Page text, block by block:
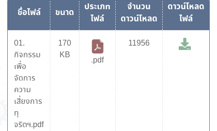
ชื่อไฟล์ ขนาด
ประเภท
ไฟล์
จำนวน
ดาวน์โหลด
ดาวน์โหลด
ไฟล์
01.
กิจกรรม
เพื่อ
จัดการ
ความ
เสี่ยงการ
ทุ
จริตฯ.pdf
170
KB
.pdf
11956